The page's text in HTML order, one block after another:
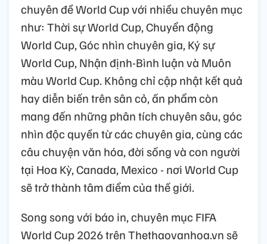
chuyên đề World Cup với nhiều chuyên mục
như: Thời sự World Cup, Chuyển động
World Cup, Góc nhìn chuyên gia, Ký sự
World Cup, Nhận định-Bình luận và Muôn
màu World Cup. Không chỉ cập nhật kết quả
hay diễn biến trên sân cỏ, ấn phẩm còn
mang đến những phân tích chuyên sâu, góc
nhìn độc quyền từ các chuyên gia, cùng các
câu chuyện văn hóa, đời sống và con người
tại Hoa Kỳ, Canada, Mexico - nơi World Cup
sẽ trở thành tâm điểm của thế giới.
Song song với báo in, chuyên mục FIFA
World Cup 2026 trên Thethaovanhoa.vn sẽ